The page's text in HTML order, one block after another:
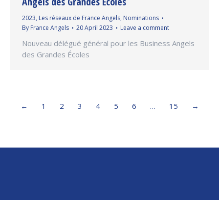
2023, Les réseaux de France Angels, Nominations
By France Angels 20 April 2023 Leave a comment
Nouveau délégué général pour les Business Angels
des Grandes Écoles
← 1 2 3 4 5 6 … 15 →